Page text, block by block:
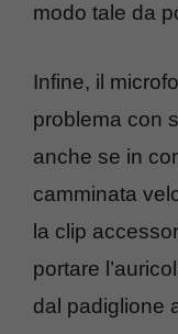
modo tale da
Infine, il
problema con
anche se in
camminata
la clip
portare
dal padiglione